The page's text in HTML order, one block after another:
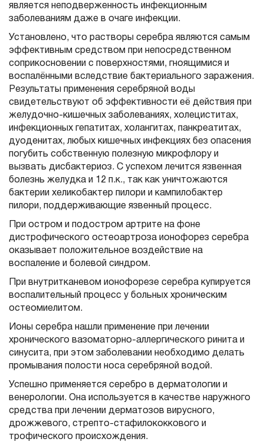
является неподверженность инфекционным
заболеваниям даже в очаге инфекции.
Установлено, что растворы серебра являются самым
эффективным средством при непосредственном
соприкосновении с поверхностями, гноящимися и
воспалёнными вследствие бактериального заражения.
Результаты применения серебряной воды
свидетельствуют об эффективности её действия при
желудочно-кишечных заболеваниях, холециститах,
инфекционных гепатитах, холангитах, панкреатитах,
дуоденитах, любых кишечных инфекциях без опасения
погубить собственную полезную микрофлору и
вызвать дисбактериоз. С успехом лечится язвенная
болезнь желудка и 12 п.к., так как уничтожаются
бактерии хеликобактер пилори и кампилобактер
пилори, поддерживающие язвенный процесс.
При остром и подостром артрите на фоне
дистрофического остеоартроза ионофорез серебра
оказывает положительное воздействие на
воспаление и болевой синдром.
При внутритканевом ионофорезе серебра купируется
воспалительный процесс у больных хроническим
остеомиелитом.
Ионы серебра нашли применение при лечении
хронического вазоматорно-аллергического ринита и
синусита, при этом заболевании необходимо делать
промывания полости носа серебряной водой.
Успешно применяется серебро в дерматологии и
венерологии. Она используется в качестве наружного
средства при лечении дерматозов вирусного,
дрожжевого, стрепто-стафилококкового и
трофического происхождения.